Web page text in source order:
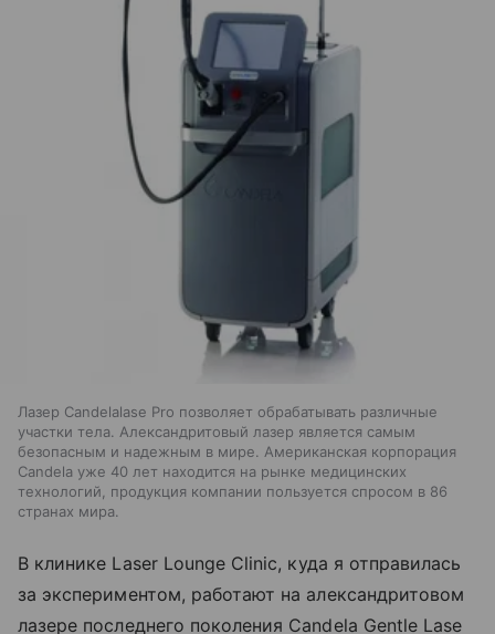
Лазер Candelalase Pro позволяет обрабатывать различные
участки тела. Александритовый лазер является самым
безопасным и надежным в мире. Американская корпорация
Candela уже 40 лет находится на рынке медицинских
технологий, продукция компании пользуется спросом в 86
странах мира.
В клинике Laser Lounge Clinic, куда я отправилась
за экспериментом, работают на александритовом
лазере последнего поколения Candela Gentle Lase